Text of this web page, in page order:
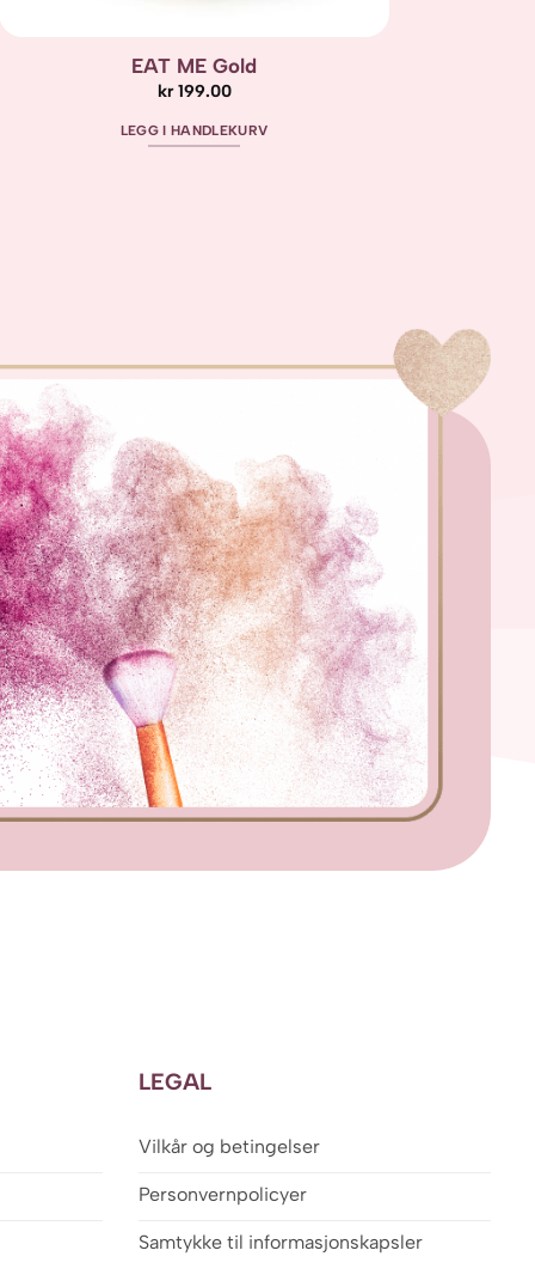
EAT ME Gold
kr199.00
LEGG I HANDLEKURV
LEGAL
Vilkår og betingelser
Personvernpolicyer
Samtykke til informasjonskapsler